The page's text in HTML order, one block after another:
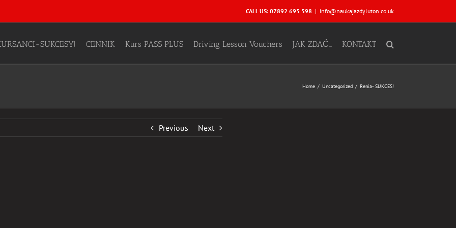
CALL US: 07892 695 598 | info@naukajazdyluton.co.uk
SUKCESY! CENNIK Kurs PASS PLUS Driving Lesson Vouchers JAK ZDAĆ… KONTAKT
Home Uncategorized Renia- SUKCES!
Previous Next